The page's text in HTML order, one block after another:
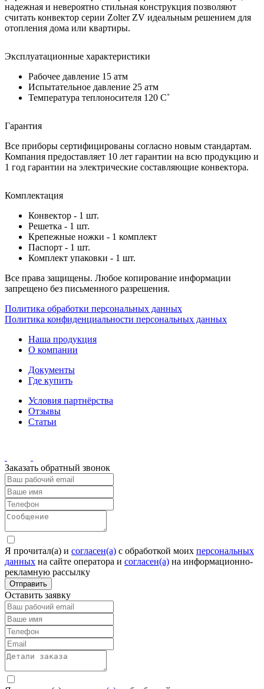
надежная и невероятно стильная конструкция позволяют
считать конвектор серии Zolter ZV идеальным решением для
отопления дома или квартиры.
Эксплуатационные характеристики
Рабочее давление 15 атм
Испытательное давление 25 атм
Температура теплоносителя 120 C˚
Гарантия
Все приборы сертифицированы согласно новым стандартам.
Компания предоставляет 10 лет гарантии на всю продукцию и
1 год гарантии на электрические составляющие конвектора.
Комплектация
Конвектор - 1 шт.
Решетка - 1 шт.
Крепежные ножки - 1 комплект
Паспорт - 1 шт.
Комплект упаковки - 1 шт.
Все права защищены. Любое копирование информации
запрещено без письменного разрешения.
Политика обработки персональных данных
Политика конфиденциальности персональных данных
Наша продукция
О компании
Документы
Где купить
Условия партнёрства
Отзывы
Статьи
Заказать обратный звонок
Я прочитал(а) и согласен(а) c обработкой моих персональных
данных на сайте оператора и согласен(а) на информационно-
рекламную рассылку
Отправить
Оставить заявку